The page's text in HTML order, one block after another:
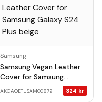
Samsung
Samsung Vegan Leather
Cover for Samsung
Galaxy S24 Plus beige
AKGAOETUSAM00879 324 kr